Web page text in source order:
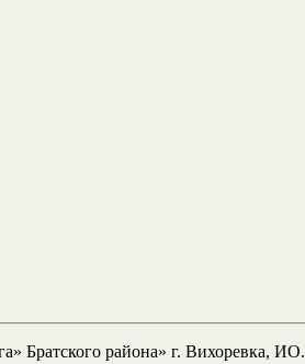
Братского района» г. Вихоревка, ИО.